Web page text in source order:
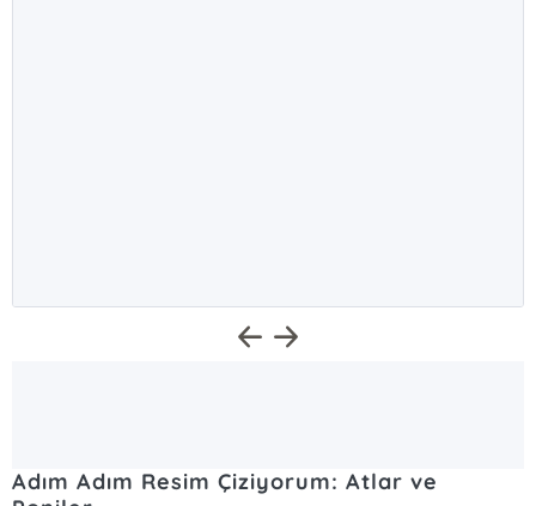
Adım Adım Resim Çiziyorum: Atlar ve